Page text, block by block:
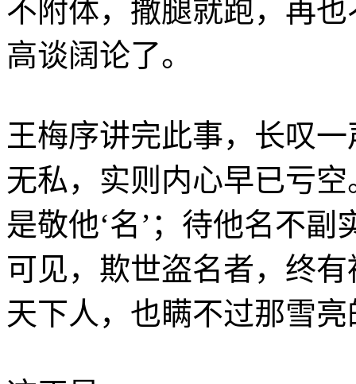
不附体，撒腿就跑，再
高谈阔论了。
王梅序讲完此事，长叹
无私，实则内心早已亏
是敬他‘名’；待他名不副
可见，欺世盗名者，终
天下人，也瞒不过那雪亮